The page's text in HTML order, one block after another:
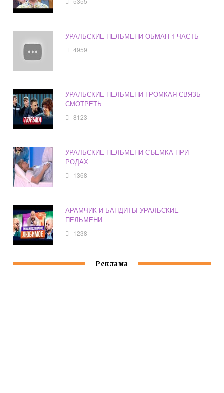
УРАЛЬСКИЕ ПЕЛЬМЕНИ ОБМАН 1 ЧАСТЬ
4959
УРАЛЬСКИЕ ПЕЛЬМЕНИ ГРОМКАЯ СВЯЗЬ
СМОТРЕТЬ
8123
УРАЛЬСКИЕ ПЕЛЬМЕНИ СЪЕМКА ПРИ
РОДАХ
1368
АРАМЧИК И БАНДИТЫ УРАЛЬСКИЕ
ПЕЛЬМЕНИ
1238
Реклама